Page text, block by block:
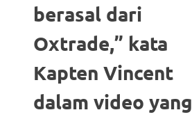
berasal dari
Oxtrade,” kata
Kapten Vincent
dalam video yang